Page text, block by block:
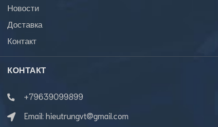
Новости
Доставка
Контакт
КОНТАКТ
+79639099899
Email: hieutrungvt@gmail.com